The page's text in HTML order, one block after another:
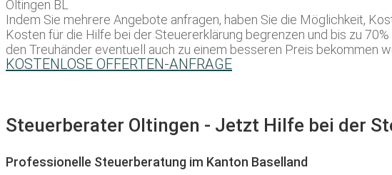
Indem Sie mehrere Angebote anfragen, haben Sie die Möglichkeit,
Kosten für die Hilfe bei der Steuererklärung begrenzen und bis zu
den Treuhänder eventuell auch zu einem besseren Preis bekommen
KOSTENLOSE OFFERTEN-ANFRAGE
Steuerberater Oltingen - Jetzt Hilfe bei der
Professionelle Steuerberatung im Kanton Baselland